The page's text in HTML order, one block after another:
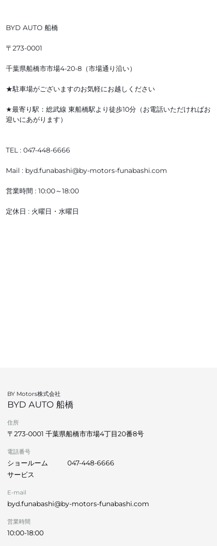
BYD AUTO 船橋
〒273-0001
千葉県船橋市市場4-20-8（市場通り沿い）
★駐車場がございますのお気軽にお越しください
★最寄り駅：総武線 東船橋駅より徒歩10分（お電話いただければお
迎いにあがります）
TEL : 047-448-6666
Mail : byd.funabashi@by-motors-funabashi.com
営業時間 : 10:00～18:00
定休日 : 火曜日・水曜日
BY Motors株式会社
BYD AUTO 船橋
住所
〒273-0001 千葉県船橋市市場4丁目20番8号
電話番号
ショールーム
047-448-6666
サービス
E-mail
byd.funabashi@by-motors-funabashi.com
営業時間
10:00-18:00